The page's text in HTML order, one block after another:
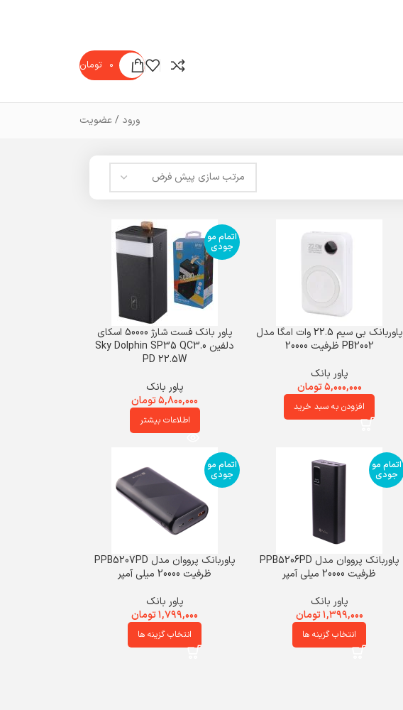
۰ تومان
ورود / عضویت
پاوربانک بی‌ سیم 22.5 وات امگا مدل
PB2002 ظرفیت 20000
پاور بانک
۵,۰۰۰,۰۰۰تومان
افزودن به سبد خرید
اتمام مو
جودی
پاور بانک فست شارژ 50000 اسکای
دلفین Sky Dolphin SP35 QC3.0
PD 22.5W
پاور بانک
۵,۸۰۰,۰۰۰تومان
اطلاعات بیشتر
اتمام مو
جودی
پاوربانک پرووان مدل PPB5206PD
ظرفیت 20000 میلی آمپر
پاور بانک
۱,۳۹۹,۰۰۰تومان
انتخاب گزینه ها
اتمام مو
جودی
پاوربانک پرووان مدل PPB5207PD
ظرفیت 20000 میلی آمپر
پاور بانک
۱,۷۹۹,۰۰۰تومان
انتخاب گزینه ها